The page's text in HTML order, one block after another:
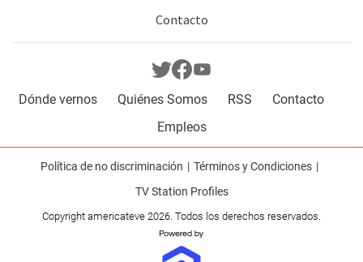
Contacto
Dónde vernos Quiénes Somos RSS
Contacto
Empleos
Política de no discriminación
Términos y Condiciones
TV Station Profiles
Copyright americateve 2026. Todos los derechos reservados.